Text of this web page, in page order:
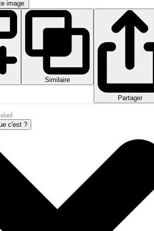
image
Similaire
Partager
c'est ?